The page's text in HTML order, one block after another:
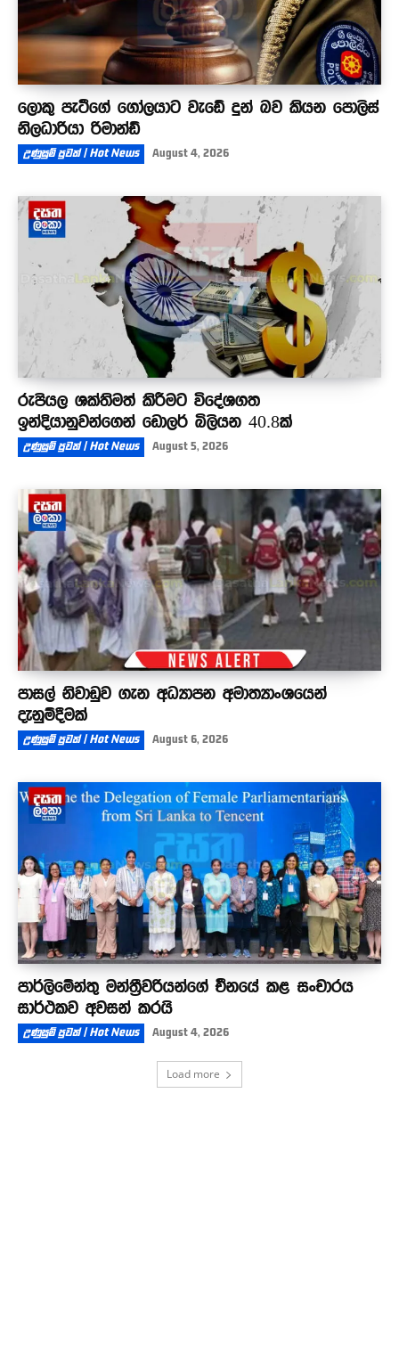
ලොකු පැටීගේ ගෝලයාට වැඩේ දුන් බව කියන පොලිස්
නිලධාරියා රිමාන්ඩ්
උණුසුම් පුවත් | Hot News August 4, 2026
රුපියල ශක්තිමත් කිරීමට විදේශගත
ඉන්දියානුවන්ගෙන් ඩොලර් බිලියන 40.8ක්
උණුසුම් පුවත් | Hot News August 5, 2026
පාසල් නිවාඩුව ගැන අධ්‍යාපන අමාත්‍යාංශයෙන්
දැනුම්දීමක්
උණුසුම් පුවත් | Hot News August 6, 2026
පාර්ලිමේන්තු මන්ත්‍රීවරියන්ගේ චීනයේ කළ සංචාරය
සාර්ථකව අවසන් කරයි
උණුසුම් පුවත් | Hot News August 4, 2026
Load more